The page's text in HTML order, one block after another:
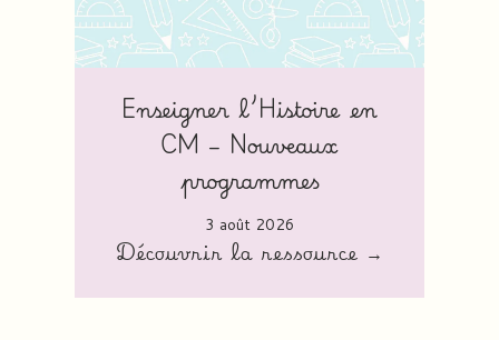
Enseigner l’Histoire en
CM – Nouveaux
programmes
3 août 2026
Découvrir la ressource →